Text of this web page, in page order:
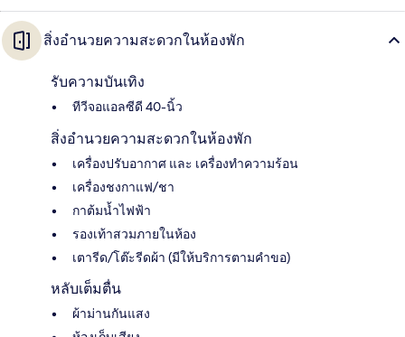
สิ่งอำนวยความสะดวกในห้องพัก
รับความบันเทิง
ทีวีจอแอลซีดี 40-นิ้ว
สิ่งอำนวยความสะดวกในห้องพัก
เครื่องปรับอากาศ และ เครื่องทำความร้อน
เครื่องชงกาแฟ/ชา
กาต้มน้ำไฟฟ้า
รองเท้าสวมภายในห้อง
เตารีด/โต๊ะรีดผ้า (มีให้บริการตามคำขอ)
หลับเต็มตื่น
ผ้าม่านกันแสง